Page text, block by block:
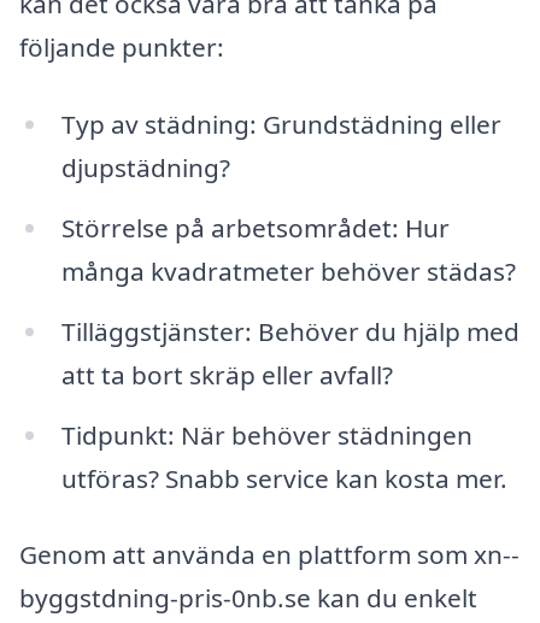
följande punkter:
Typ av städning: Grundstädning eller
djupstädning?
Störrelse på arbetsområdet: Hur
många kvadratmeter behöver städas?
Tilläggstjänster: Behöver du hjälp med
att ta bort skräp eller avfall?
Tidpunkt: När behöver städningen
utföras? Snabb service kan kosta mer.
Genom att använda en plattform som xn--
byggstdning-pris-0nb.se kan du enkelt